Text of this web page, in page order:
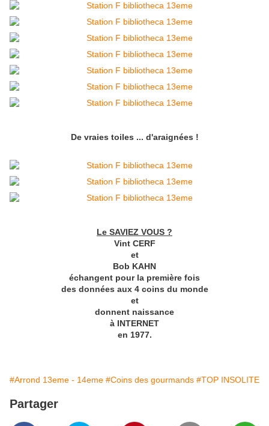
De vraies toiles ... d'araignées !
Le SAVIEZ VOUS ?
Vint CERF
et
Bob KAHN
échangent pour la première fois
des données aux 4 coins du monde
et
donnent naissance
à INTERNET
en 1977.
#Arrond 13eme - 14eme #Coins des gourmands #TOP INSOLITE
Partager